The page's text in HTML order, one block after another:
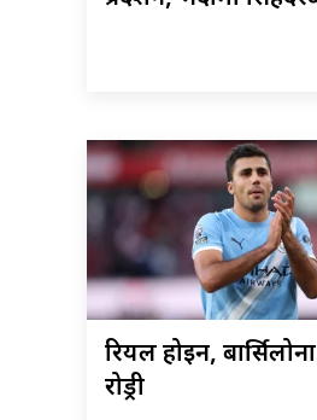
रियल होइन,
रोड्री